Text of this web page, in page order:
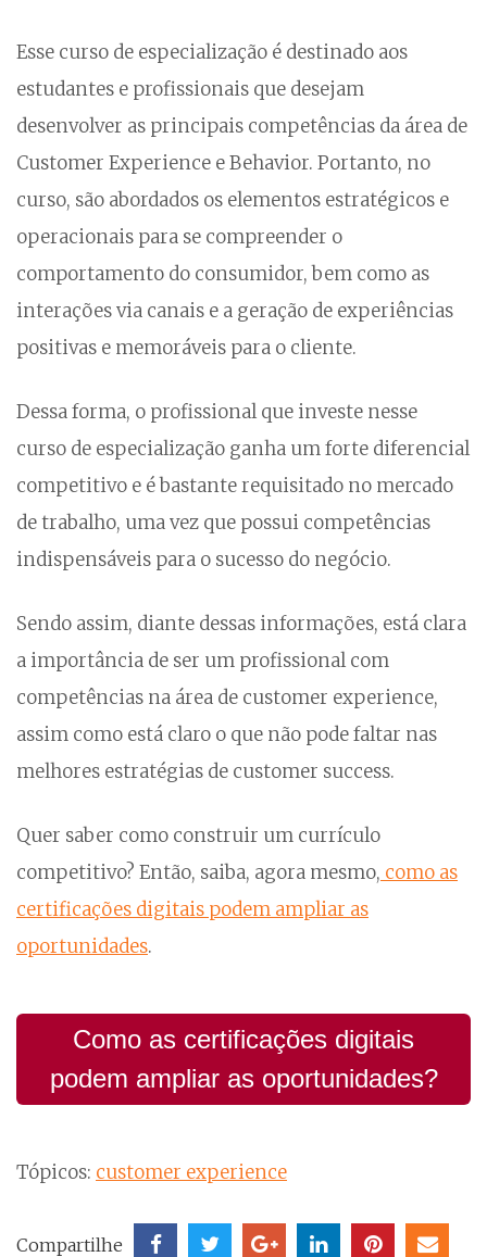
Esse curso de especialização é destinado aos
estudantes e profissionais que desejam
desenvolver as principais competências da área de
Customer Experience e Behavior. Portanto, no
curso, são abordados os elementos estratégicos e
operacionais para se compreender o
comportamento do consumidor, bem como as
interações via canais e a geração de experiências
positivas e memoráveis para o cliente.
Dessa forma, o profissional que investe nesse
curso de especialização ganha um forte diferencial
competitivo e é bastante requisitado no mercado
de trabalho, uma vez que possui competências
indispensáveis para o sucesso do negócio.
Sendo assim, diante dessas informações, está clara
a importância de ser um profissional com
competências na área de customer experience,
assim como está claro o que não pode faltar nas
melhores estratégias de customer success.
Quer saber como construir um currículo
competitivo? Então, saiba, agora mesmo, como as
certificações digitais podem ampliar as
oportunidades.
Como as certificações digitais
podem ampliar as oportunidades?
Tópicos: customer experience
Compartilhe